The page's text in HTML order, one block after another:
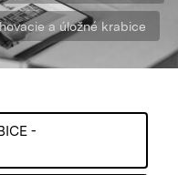
a úložné krabice
-